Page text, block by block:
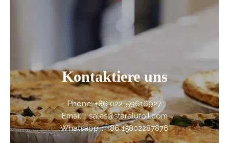
Kontaktiere uns
Phone: +86 022-59616927
Email：sales@staralufoil.com
Whatsapp：+86 15802287876